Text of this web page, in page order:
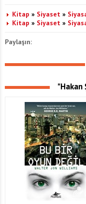
Kitap » Siyaset »
Kitap » Siyaset »
Paylaşın:
"Hakan